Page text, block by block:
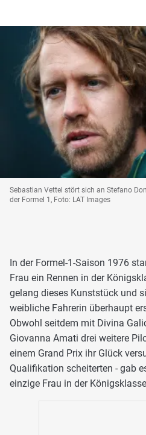
Sebastian Vettel stört sich an Stefano
der Formel 1, Foto: LAT Images
In der Formel-1-Saison 1976
Frau ein Rennen in der
gelang dieses Kunststück und
weibliche Fahrerin überhaupt
Obwohl seitdem mit Divina
Giovanna Amati drei weitere
einem Grand Prix ihr Glück
Qualifikation scheiterten - gab
einzige Frau in der